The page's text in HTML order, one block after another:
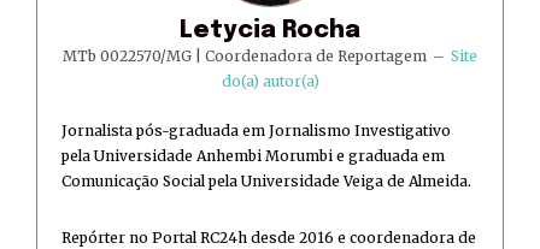
Letycia Rocha
MTb 0022570/MG | Coordenadora de Reportagem – Site
do(a) autor(a)
Jornalista pós-graduada em Jornalismo Investigativo
pela Universidade Anhembi Morumbi e graduada em
Comunicação Social pela Universidade Veiga de Almeida.
Repórter no Portal RC24h desde 2016 e coordenadora de